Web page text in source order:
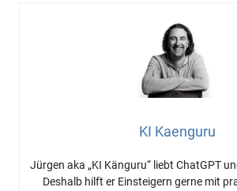
KI Kaenguru
Jürgen aka „KI Känguru“ liebt ChatGPT
Deshalb hilft er Einsteigern gerne mit